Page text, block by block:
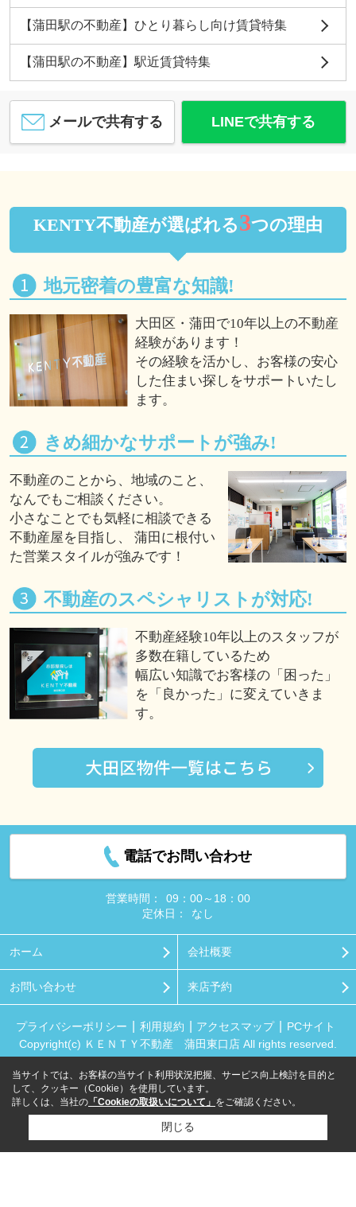
【蒲田駅の不動産】ひとり暮らし向け賃貸特集
【蒲田駅の不動産】駅近賃貸特集
メールで共有する LINEで共有する
KENTY不動産が選ばれる3つの理由
地元密着の豊富な知識!
大田区・蒲田で10年以上の不動産
経験があります！
その経験を活かし、お客様の安心
した住まい探しをサポートいたし
ます。
きめ細かなサポートが強み!
不動産のことから、地域のこと、
なんでもご相談ください。
小さなことでも気軽に相談できる
不動産屋を目指し、 蒲田に根付い
た営業スタイルが強みです！
不動産のスペシャリストが対応!
不動産経験10年以上のスタッフが
多数在籍しているため
幅広い知識でお客様の「困った」
を「良かった」に変えていきま
す。
電話でお問い合わせ
営業時間：
09：00～18：00
定休日：
なし
ホーム 会社概要
お問い合わせ 来店予約
プライバシーポリシー 利用規約 アクセスマップ
PCサイト
Copyright(c) ＫＥＮＴＹ不動産 蒲田東口店 All rights reserved.
当サイトでは、お客様の当サイト利用状況把握、サービス向上検討を目的と
して、クッキー（Cookie）を使用しています。
詳しくは、当社の 「Cookieの取扱いについて」 をご確認ください。
閉じる